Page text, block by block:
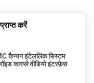
करें
कैन्यन इंटेललिंक सिस्टम
कारप्ले वीडियो इंटरफ़ेस